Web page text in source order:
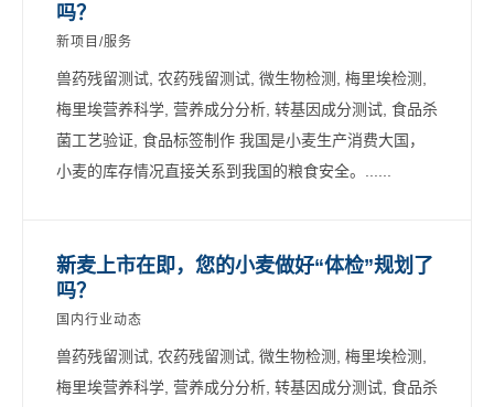
吗？
新项目/服务
兽药残留测试, 农药残留测试, 微生物检测, 梅里埃检测,
梅里埃营养科学, 营养成分分析, 转基因成分测试, 食品杀
菌工艺验证, 食品标签制作 我国是小麦生产消费大国，
小麦的库存情况直接关系到我国的粮食安全。......
新麦上市在即，您的小麦做好“体检”规划了
吗？
国内行业动态
兽药残留测试, 农药残留测试, 微生物检测, 梅里埃检测,
梅里埃营养科学, 营养成分分析, 转基因成分测试, 食品杀